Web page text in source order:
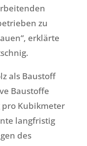
zu
erklärte
als Baustoff
Baustoffe
Kubikmeter
langfristig
des